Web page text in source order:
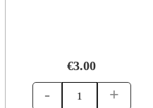
€3.00
- +